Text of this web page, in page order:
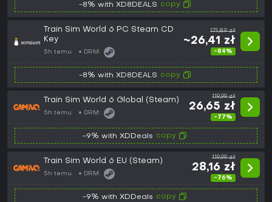
-8% with XD8DEALS copy
Train Sim World 6 PC Steam CD
Key
5h temu DRM:
171,89 zł
~26,41 zł
-84%
-8% with XD8DEALS copy
Train Sim World 6 Global (Steam)
5h temu DRM:
119,99 zł
26,65 zł
-77%
-9% with XDDeals copy
Train Sim World 6 EU (Steam)
5h temu DRM:
119,99 zł
28,16 zł
-76%
-9% with XDDeals copy